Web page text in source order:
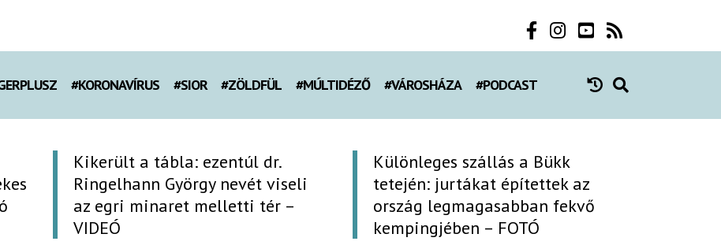
#KORONAVÍRUS #SIOR #ZÖLDFÜL #MÚLTIDÉZŐ #VÁROSHÁZA #PODCAST
Kikerült a tábla: ezentúl dr.
Ringelhann György nevét viseli
az egri minaret melletti tér –
VIDEÓ
Különleges szállás a Bükk
tetején: jurtákat építettek az
ország legmagasabban fekvő
kempingjében – FOTÓ